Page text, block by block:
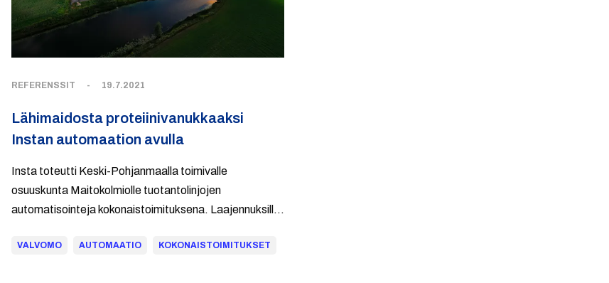
REFERENSSIT - 19.7.2021
Lähimaidosta proteiinivanukkaaksi
Instan automaation avulla
Insta toteutti Keski-Pohjanmaalla toimivalle
osuuskunta Maitokolmiolle tuotantolinjojen
automatisointeja kokonaistoimituksena. Laajennuksilla
Toholammin tuotantolaitokseen toimitettiin myös uusi
VALVOMO AUTOMAATIO KOKONAISTOIMITUKSET